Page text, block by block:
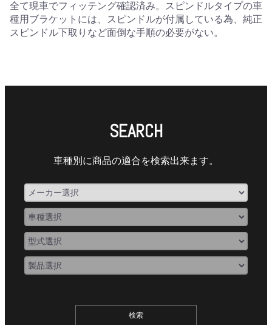
全て現車でフィッテング確認済み。スピンドルタイプの車
種用ブラケットには、スピンドルが付属している為、純正
スピンドル下取りなど面倒な手順の必要がない。
SEARCH
車種別に商品の適合を検索出来ます。